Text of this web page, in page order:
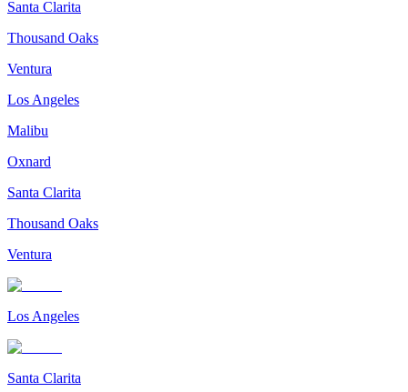
Santa Clarita
Thousand Oaks
Ventura
Los Angeles
Malibu
Oxnard
Santa Clarita
Thousand Oaks
Ventura
Los Angeles
Santa Clarita